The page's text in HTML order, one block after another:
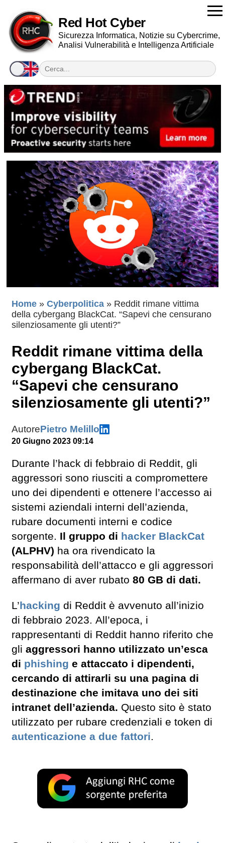
Red Hot Cyber
Sicurezza Informatica, Notizie su Cybercrime,
Analisi Vulnerabilità e Intelligenza Artificiale
Home » Cyberpolitica » Reddit rimane vittima
della cybergang BlackCat. “Sapevi che censurano
silenziosamente gli utenti?”
Reddit rimane vittima della
cybergang BlackCat.
“Sapevi che censurano
silenziosamente gli utenti?”
AutorePietro Melillo
20 Giugno 2023 09:14
Durante l’hack di febbraio di Reddit, gli
aggressori sono riusciti a compromettere
uno dei dipendenti e ottenere l’accesso ai
sistemi aziendali interni dell’azienda,
rubare documenti interni e codice
sorgente. Il gruppo di hacker BlackCat
(ALPHV) ha ora rivendicato la
responsabilità dell’attacco e gli aggressori
affermano di aver rubato 80 GB di dati.
L’hacking di Reddit è avvenuto all’inizio
di febbraio 2023. All’epoca, i
rappresentanti di Reddit hanno riferito che
gli aggressori hanno utilizzato un’esca
di phishing e attaccato i dipendenti,
cercando di attirarli su una pagina di
destinazione che imitava uno dei siti
intranet dell’azienda. Questo sito è stato
utilizzato per rubare credenziali e token di
autenticazione a due fattori.